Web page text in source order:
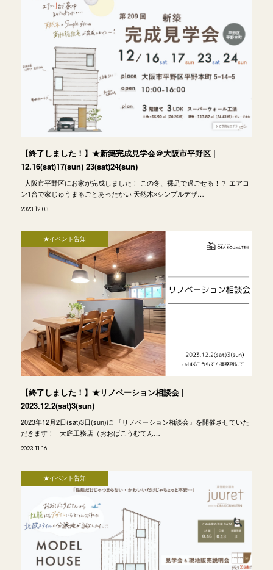
【終了しました！】★新築完成見学会＠大阪市平野区 |
12.16(sat)17(sun) 23(sat)24(sun)
大阪市平野区にお家が完成しました！ この冬、裸足で過ごせる！？ エアコ
ン1台で家じゅうまるごとあったかい 天然木×シンプルデザ…
2023.12.03
★イベント告知
【終了しました！】★リノベーション相談会 |
2023.12.2(sat)3(sun)
2023年12月2日(sat)3日(sun)に 『リノベーション相談会』を開催させていた
だきます！ 大庭工務店（おおばこうむてん…
2023.11.16
★イベント告知